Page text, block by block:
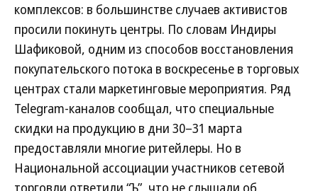
комплексов: в большинстве случаев активистов
просили покинуть центры. По словам Индиры
Шафиковой, одним из способов восстановления
покупательского потока в воскресенье в торговых
центрах стали маркетинговые мероприятия. Ряд
Telegram-каналов сообщал, что специальные
скидки на продукцию в дни 30–31 марта
предоставляли многие ритейлеры. Но в
Национальной ассоциации участников сетевой